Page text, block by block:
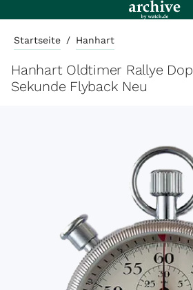
Startseite / Hanhart
Hanhart Oldtimer Rallye
Sekunde Flyback Neu